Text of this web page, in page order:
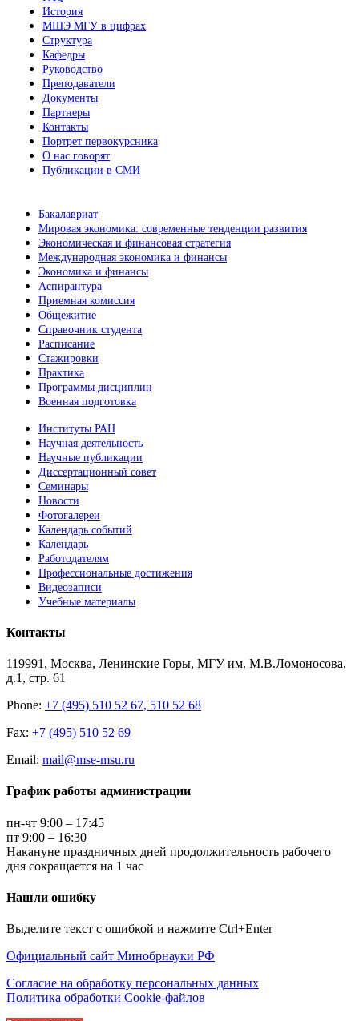
История
МШЭ МГУ в цифрах
Структура
Кафедры
Руководство
Преподаватели
Документы
Партнеры
Контакты
Портрет первокурсника
О нас говорят
Публикации в СМИ
Бакалавриат
Мировая экономика: современные тенденции развития
Экономическая и финансовая стратегия
Международная экономика и финансы
Экономика и финансы
Аспирантура
Приемная комиссия
Общежитие
Справочник студента
Расписание
Стажировки
Практика
Программы дисциплин
Военная подготовка
Институты РАН
Научная деятельность
Научные публикации
Диссертационный совет
Семинары
Новости
Фотогалереи
Календарь событий
Календарь
Работодателям
Профессиональные достижения
Видеозаписи
Учебные материалы
Контакты
119991, Москва, Ленинские Горы, МГУ им. М.В.Ломоносова,
д.1, стр. 61
Phone: +7 (495) 510 52 67, 510 52 68
Fax: +7 (495) 510 52 69
Email: mail@mse-msu.ru
График работы администрации
пн-чт 9:00 – 17:45
пт 9:00 – 16:30
Накануне праздничных дней продолжительность рабочего
дня сокращается на 1 час
Нашли ошибку
Выделите текст с ошибкой и нажмите Ctrl+Enter
Официальный сайт Минобрнауки РФ
Согласие на обработку персональных данных
Политика обработки Cookie-файлов